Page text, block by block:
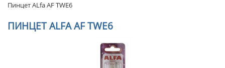
Пинцет ALfa AF TWE6
ПИНЦЕТ ALFA AF TWE6